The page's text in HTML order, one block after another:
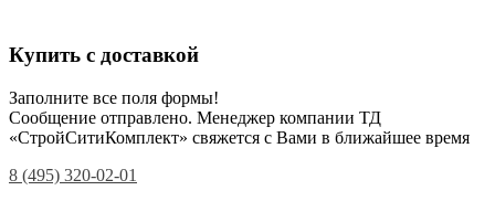
Купить с доставкой
Заполните все поля формы!
Сообщение отправлено. Менеджер компании ТД
«СтройСитиКомплект» свяжется с Вами в ближайшее время
8 (495) 320-02-01